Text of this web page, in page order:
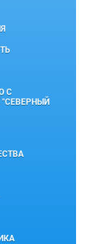
С
"СЕВЕРНЫЙ